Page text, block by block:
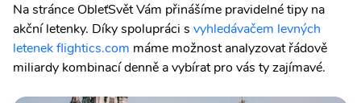
Na stránce ObleťSvět Vám přinášíme pravidelné tipy na
akční letenky. Díky spolupráci s vyhledávačem levných
letenek flightics.com máme možnost analyzovat řádově
miliardy kombinací denně a vybírat pro vás ty zajímavé.